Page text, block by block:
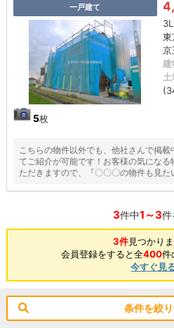
一戸建て
5枚
東
京
建
こちらの物件以外でも、他社さんで掲
てご紹介が可能です！お客様の気にな
ただきますので、『〇〇〇の物件も見た
3件中1～3件
3件見つかりま
会員登録をすると全400件
今すぐ見
条件を絞